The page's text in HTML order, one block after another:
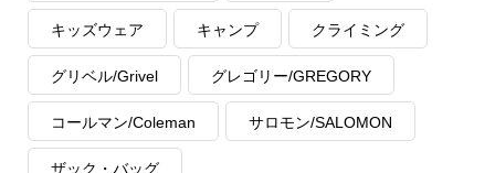
キッズウェア キャンプ クライミング
グリベル/Grivel グレゴリー/GREGORY
コールマン/Coleman サロモン/SALOMON
ザック・バッグ